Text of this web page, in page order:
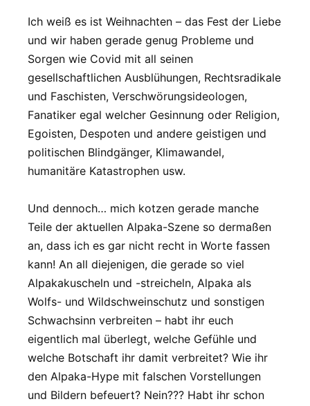
Ich weiß es ist Weihnachten – das Fest der Liebe
und wir haben gerade genug Probleme und
Sorgen wie Covid mit all seinen
gesellschaftlichen Ausblühungen, Rechtsradikale
und Faschisten, Verschwörungsideologen,
Fanatiker egal welcher Gesinnung oder Religion,
Egoisten, Despoten und andere geistigen und
politischen Blindgänger, Klimawandel,
humanitäre Katastrophen usw.
Und dennoch… mich kotzen gerade manche
Teile der aktuellen Alpaka-Szene so dermaßen
an, dass ich es gar nicht recht in Worte fassen
kann! An all diejenigen, die gerade so viel
Alpakakuscheln und -streicheln, Alpaka als
Wolfs- und Wildschweinschutz und sonstigen
Schwachsinn verbreiten – habt ihr euch
eigentlich mal überlegt, welche Gefühle und
welche Botschaft ihr damit verbreitet? Wie ihr
den Alpaka-Hype mit falschen Vorstellungen
und Bildern befeuert? Nein??? Habt ihr schon